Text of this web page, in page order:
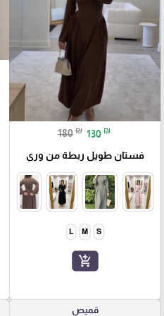
180 ₪ 130 ₪
فستان طويل ربطة من ورى
S
M
L
add_shopping_cart
قميص